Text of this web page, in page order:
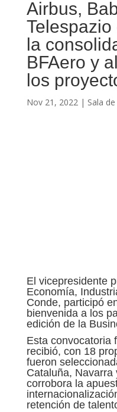
Airbus,
la
BFAero y
los
Nov 21, 2022 | Sala
El vicepresidente
Economía,
Conde, participó
bienvenida a los
edición de la
Esta convocatoria
recibió, con 18
fueron
Cataluña, Navarra
corrobora la
retención de